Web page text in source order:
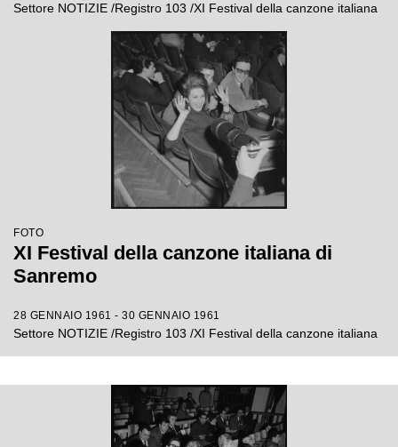
Settore NOTIZIE /Registro 103 /XI Festival della canzone italiana
FOTO
XI Festival della canzone italiana di
Sanremo
28 GENNAIO 1961 - 30 GENNAIO 1961
Settore NOTIZIE /Registro 103 /XI Festival della canzone italiana